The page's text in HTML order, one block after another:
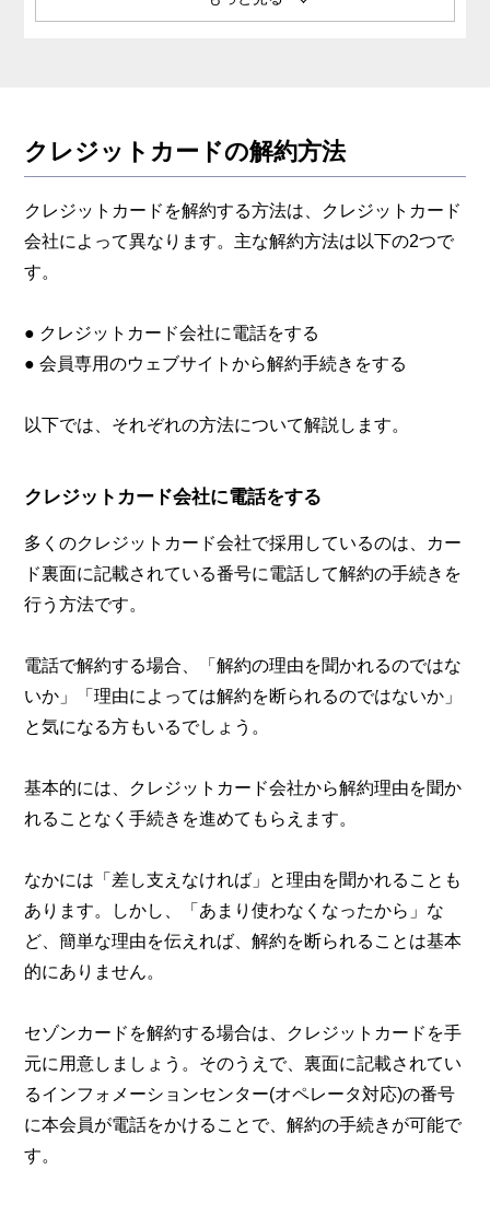
クレジットカードの解約方法
クレジットカードを解約する方法は、クレジットカード
会社によって異なります。主な解約方法は以下の2つで
す。
● クレジットカード会社に電話をする
● 会員専用のウェブサイトから解約手続きをする
以下では、それぞれの方法について解説します。
クレジットカード会社に電話をする
多くのクレジットカード会社で採用しているのは、カー
ド裏面に記載されている番号に電話して解約の手続きを
行う方法です。
電話で解約する場合、「解約の理由を聞かれるのではな
いか」「理由によっては解約を断られるのではないか」
と気になる方もいるでしょう。
基本的には、クレジットカード会社から解約理由を聞か
れることなく手続きを進めてもらえます。
なかには「差し支えなければ」と理由を聞かれることも
あります。しかし、「あまり使わなくなったから」な
ど、簡単な理由を伝えれば、解約を断られることは基本
的にありません。
セゾンカードを解約する場合は、クレジットカードを手
元に用意しましょう。そのうえで、裏面に記載されてい
るインフォメーションセンター(オペレータ対応)の番号
に本会員が電話をかけることで、解約の手続きが可能で
す。